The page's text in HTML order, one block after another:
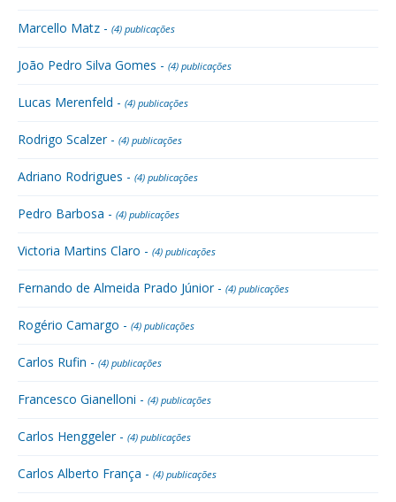
Marcello Matz - (4) publicações
João Pedro Silva Gomes - (4) publicações
Lucas Merenfeld - (4) publicações
Rodrigo Scalzer - (4) publicações
Adriano Rodrigues - (4) publicações
Pedro Barbosa - (4) publicações
Victoria Martins Claro - (4) publicações
Fernando de Almeida Prado Júnior - (4) publicações
Rogério Camargo - (4) publicações
Carlos Rufin - (4) publicações
Francesco Gianelloni - (4) publicações
Carlos Henggeler - (4) publicações
Carlos Alberto França - (4) publicações